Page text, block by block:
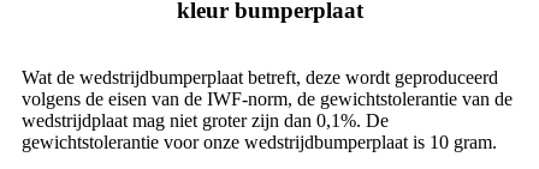
kleur bumperplaat
Wat de wedstrijdbumperplaat betreft, deze wordt geproduceerd
volgens de eisen van de IWF-norm, de gewichtstolerantie van de
wedstrijdplaat mag niet groter zijn dan 0,1%. De
gewichtstolerantie voor onze wedstrijdbumperplaat is 10 gram.